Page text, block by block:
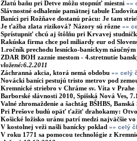
Zlatú baňu pri Detve môžu stopnúť miestni »»
Slávnostné odhalenie pamätnej tabule
Baníci pri Rožňave dostanú prácu: Je tam
Je ťažba zlata riziková? Názory sú rôzne »»
Sprístupniť chcú aj štôlňu pri Krvavej
Rakúska firma chce pol miliardy eur od
1.ročník prechodu lesnícko-baníckym
ZDAR BOH zaznie mestom - 4.stretnutie
vložené:6.2.2011
Záchranná akcia, ktorá nemá obdobu »» celý
Novácki baníci pestujú tristo metrov pod
Kremnické striebro v Chráme sv. Víta v Prahe
Barborské slávnosti 2010, Spišská Nová Ves,
Valné zhromaždenie a šachtág BŠHBS,
Pri Prešove budú opäť ťažiť drahokamy:
Košické ložisko uránu patrí medzi najväčšie vo
V kostolnej veži našli banícky poklad »» celý
V roku 1771 sa pomocou technológie z